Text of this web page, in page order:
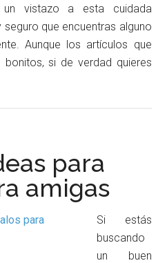
un vistazo a esta cuidada
que encuentras alguno
Aunque los artículos que
si de verdad quieres
para
amigas
Si estás
buscando
un buen